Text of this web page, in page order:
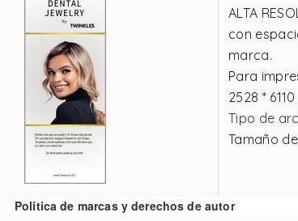
ALTA
con
marca.
Para
2528 *
Tipo de
Tamaño
Política de marcas y derechos de autor